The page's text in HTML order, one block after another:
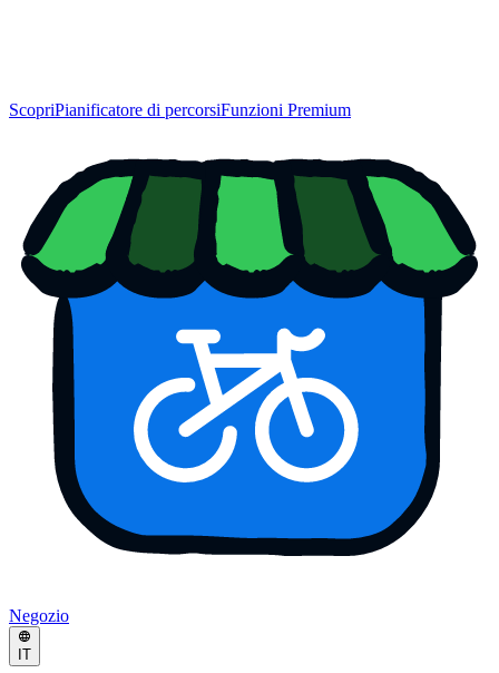
ScopriPianificatore di percorsiFunzioni Premium
Negozio
IT